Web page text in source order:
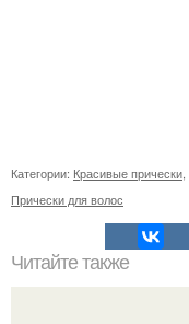
Категории: Красивые прически,
Прически для волос
Читайте также